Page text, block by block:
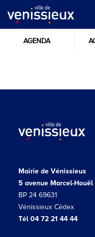
Content
AGENDA
Mairie de Vénissieux
5 avenue Marcel-Houël
BP 24 69631
Vénissieux Cédex
Tél 04 72 21 44 44